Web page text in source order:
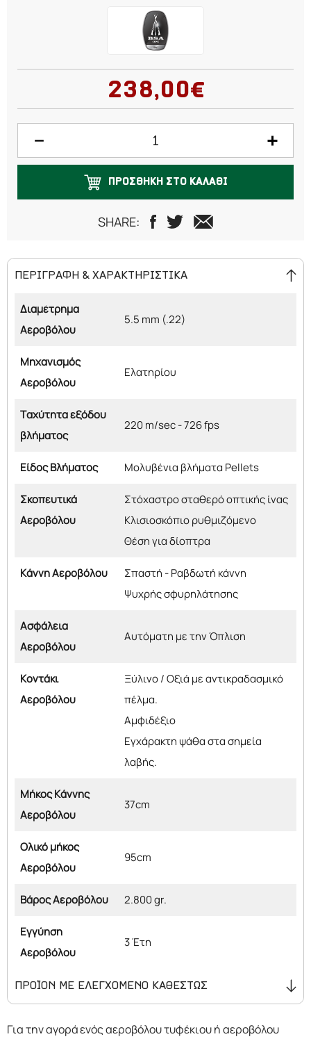
238,00€
ΠΡΟΣΘΗΚΗ ΣΤΟ ΚΑΛΑΘΙ
SHARE:
ΠΕΡΙΓΡΑΦΗ & ΧΑΡΑΚΤΗΡΙΣΤΙΚΑ
Διαμέτρημα
Αεροβόλου
5.5 mm (.22)
Μηχανισμός
Αεροβόλου
Ελατηρίου
Ταχύτητα εξόδου
βλήματος
220 m/sec - 726 fps
Είδος Βλήματος Μολυβένια βλήματα Pellets
Σκοπευτικά
Αεροβόλου
Στόχαστρο σταθερό οπτικής ίνας
Κλισιοσκόπιο ρυθμιζόμενο
Θέση για δίοπτρα
Κάννη Αεροβόλου
Σπαστή - Ραβδωτή κάννη
Ψυχρής σφυρηλάτησης
Ασφάλεια
Αεροβόλου
Αυτόματη με την Όπλιση
Κοντάκι
Αεροβόλου
Ξύλινο / Οξιά με αντικραδασμικό
πέλμα.
Αμφιδέξιο
Εγχάρακτη ψάθα στα σημεία
λαβής.
Μήκος Κάννης
Αεροβόλου
37cm
Ολικό μήκος
Αεροβόλου
95cm
Βάρος Αεροβόλου 2.800 gr.
Εγγύηση
Αεροβόλου
3 Έτη
ΠΡΟΪΟΝ ΜΕ ΕΛΕΓΧΟΜΕΝΟ ΚΑΘΕΣΤΩΣ
τυφεκίων ή αεροβόλων πιστολιών λάβετε υπόψη σας ότι :
Για την αγορά ενός αεροβόλου τυφέκιου ή αεροβόλου